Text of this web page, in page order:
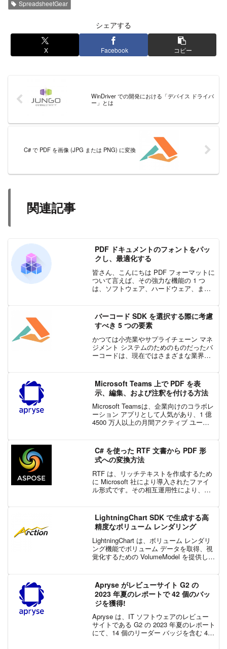
SpreadsheetGear
シェアする
X Facebook コピー
WinDriver での開発における「デバイス ドライバ
ー」とは
C# で PDF を画像 (JPG または PNG) に変換
関連記事
PDF ドキュメントのフォントをパッ
クし、最適化する
皆さん、こんにちは PDF フォーマットに
ついて言えば、その強力な機能の 1 つ
は、ソフトウェア、ハードウェア、また
す。 したがって、ドキュメントの内容を
レンダリングす...
バーコード SDK を選択する際に考慮
すべき 5 つの要素
かつては小売業やサプライチェーン マネ
ジメント システムのためのものだったバ
ーコードは、現在ではさまざまな業界や
が最小限の処理リソースで効率的に資産
を識別および分類でき...
Microsoft Teams 上で PDF を表
示、編集、および注釈を付ける方法
Microsoft Teamsは、企業向けのコラボレ
ーション アプリとして人気があり、1 億
4500 万人以上の月間アクティブ ユーザ
PDF の...
C# を使った RTF 文書から PDF 形
式への変換方法
RTF は、リッチテキストを作成するため
に Microsoft 社により導入されたファイ
ル形式です。その相互運用性により、異
ことを可能にします。その一方...
LightningChart SDK で生成する高
精度なボリューム レンダリング
LightningChart は、ボリューム レンダリ
ング機能でボリューム データを取得、視
覚化するための VolumeModel を提供しま
す。データ セ...
Apryse がレビューサイト G2 の
2023 年夏のレポートで 42 個のバッ
ジを獲得!
Apryse は、IT ソフトウェアのレビュー
サイトである G2 の 2023 年夏のレポート
にて、14 個のリーダー バッジを含む 42